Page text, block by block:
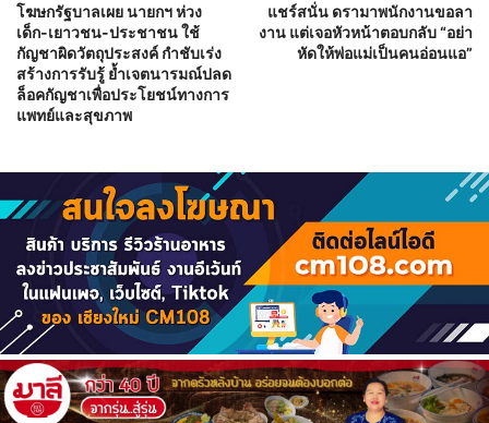
โฆษกรัฐบาลเผย นายกฯ ห่วง
เด็ก-เยาวชน-ประชาชน ใช้
กัญชาผิดวัตถุประสงค์ กำชับเร่ง
สร้างการรับรู้ ย้ำเจตนารมณ์ปลด
ล็อคกัญชาเพื่อประโยชน์ทางการ
แพทย์และสุขภาพ
แชร์สนั่น ดรามาพนักงานขอลา
งาน แต่เจอหัวหน้าตอบกลับ “อย่า
หัดให้พ่อแม่เป็นคนอ่อนแอ”